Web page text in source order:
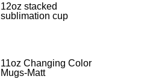
12oz stacked
sublimation cup
11oz Changing Color
Mugs-Matt